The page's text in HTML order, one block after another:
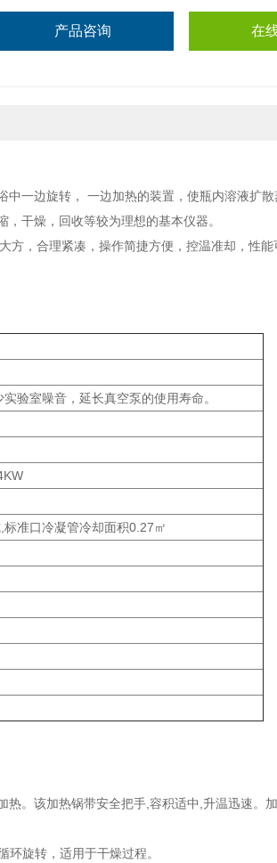
产品咨询 在
一边旋转， 一边加热的装置，使瓶内溶液扩
干燥，回收等较为理想的基本仪器。
方，合理紧凑，操作简捷方便，控温准却，性能
验室噪音，延长真空泵的使用寿命。
标准口冷凝管冷却面积0.27㎡
。该加热锅带安全把手,容积适中,升温迅速。
旋转，适用于干燥过程。